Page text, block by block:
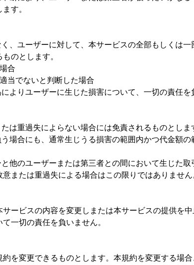
す。
、ユーザーに対して、本サービスの全部もしくは
のとします。
合
当でないと判断した場合
よりユーザーに生じた損害について、一切の責任を
は重過失によらない場合には免責されるものとしま
場合にも、通常生じうる損害の範囲内かつ代金額
他のユーザーまたは第三者との間において生じた
または重過失による場合はこの限りではありません
ービスの内容を変更しまたは本サービスの提供を中
一切の責任を負いません。
を変更できるものとします。本規約を変更する場